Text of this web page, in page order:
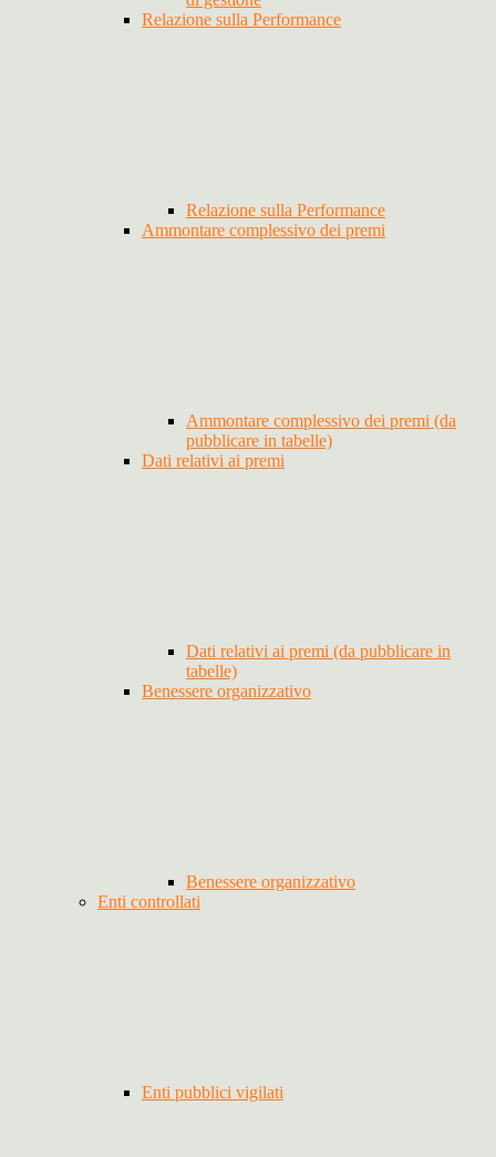
Relazione sulla Performance
Relazione sulla Performance
Ammontare complessivo dei premi
Ammontare complessivo dei premi (da
pubblicare in tabelle)
Dati relativi ai premi
Dati relativi ai premi (da pubblicare in
tabelle)
Benessere organizzativo
Benessere organizzativo
Enti controllati
Enti pubblici vigilati